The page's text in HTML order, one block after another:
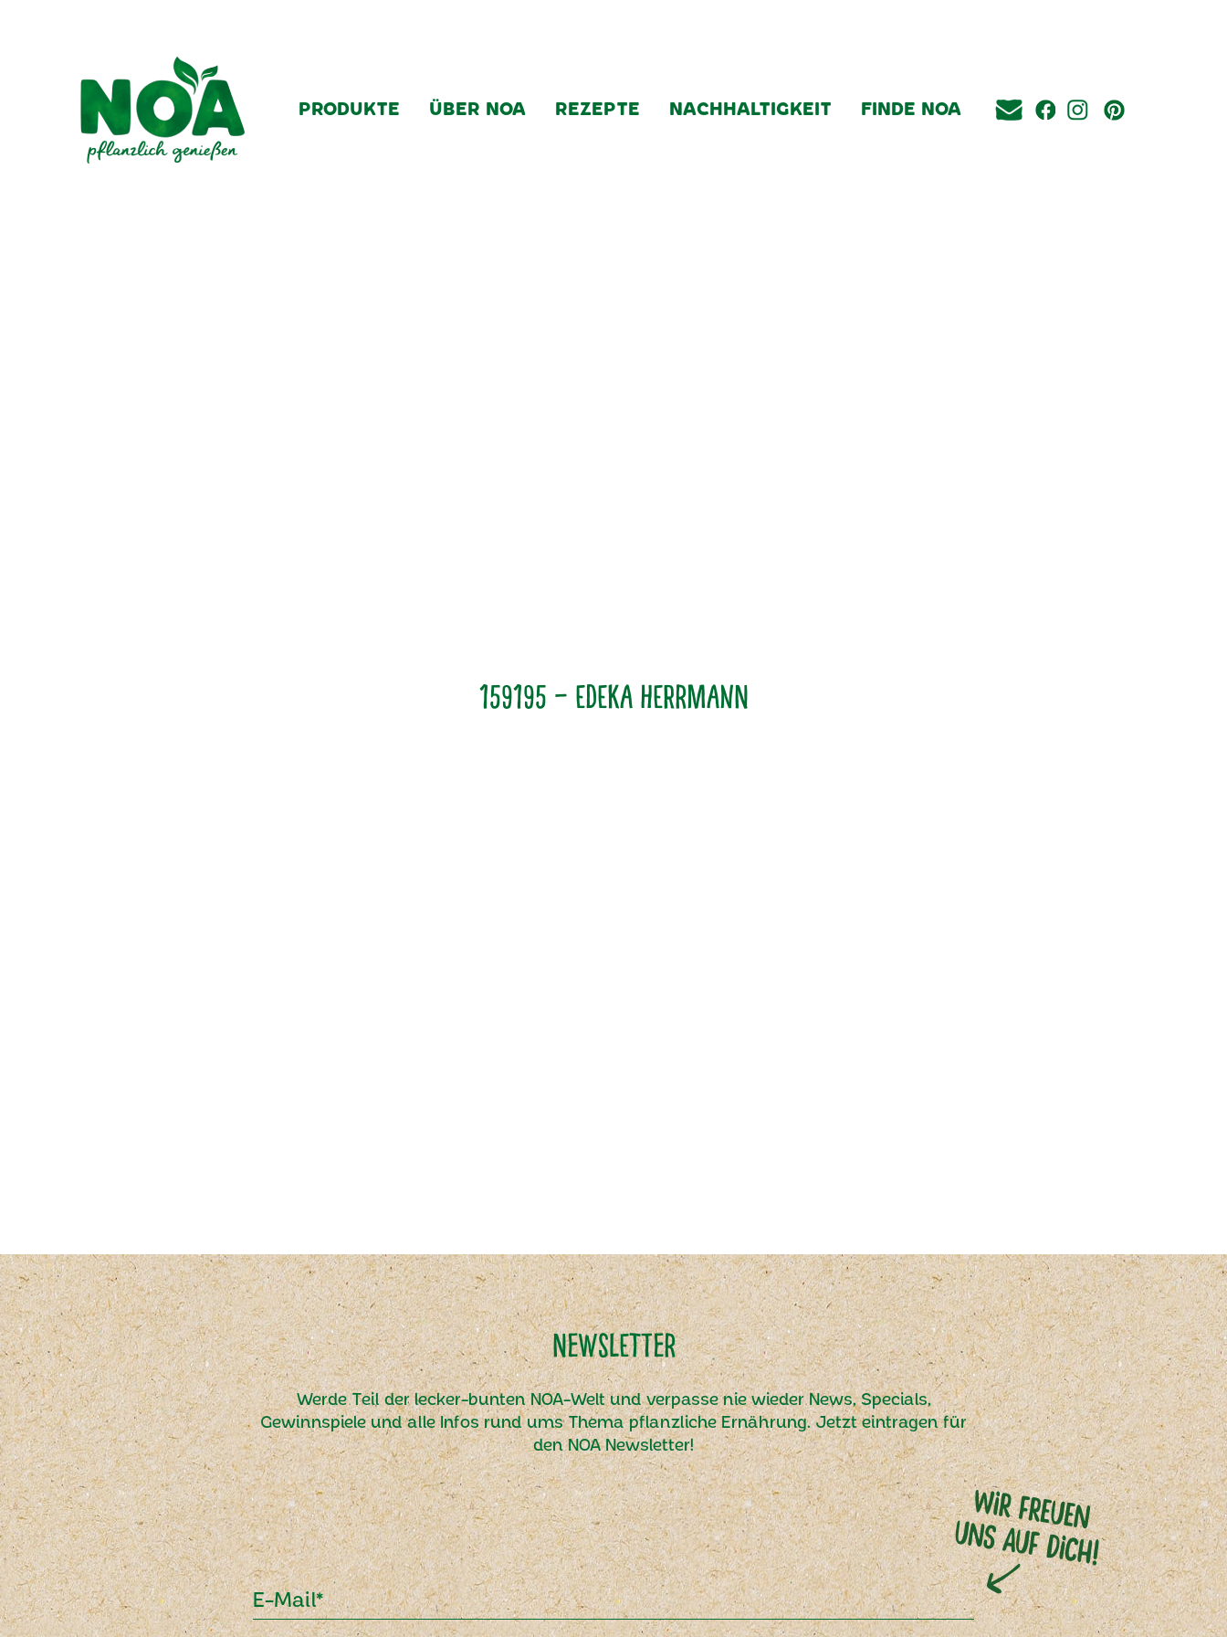
PRODUKTE ÜBER NOA REZEPTE NACHHALTIGKEIT FINDE NOA
159195 – Edeka Herrmann
Newsletter
Werde Teil der lecker-bunten NOA-Welt und verpasse nie wieder News, Specials,
Gewinnspiele und alle Infos rund ums Thema pflanzliche Ernährung. Jetzt eintragen für
den NOA Newsletter!
E-Mail*